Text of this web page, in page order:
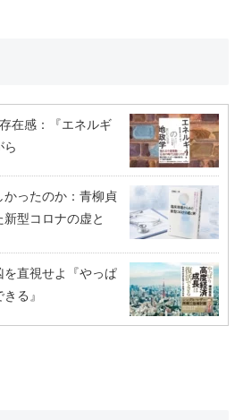
在感：『エネルギ
ら
かったのか：青柳貞
型コロナの虚と
を直視せよ『やっぱ
る』